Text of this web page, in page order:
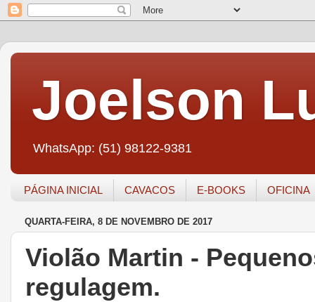
Joelson
WhatsApp: (51) 98122-9381
PÁGINA INICIAL CAVACOS E-BOOKS OFICINA
QUARTA-FEIRA, 8 DE NOVEMBRO DE 2017
Violão Martin -
regulagem.